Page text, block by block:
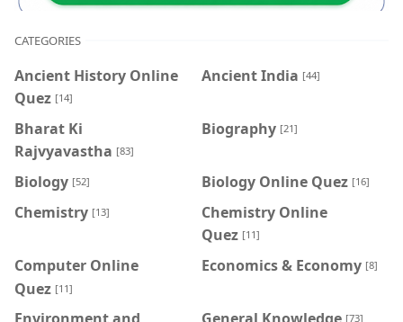
CATEGORIES
Ancient History Online
Quez [14]
Ancient India [44]
Bharat Ki
Rajvyavastha [83]
Biography [21]
Biology [52] Biology Online Quez [16]
Chemistry [13]
Chemistry Online
Quez [11]
Computer Online
Quez [11]
Economics & Economy [8]
[73]